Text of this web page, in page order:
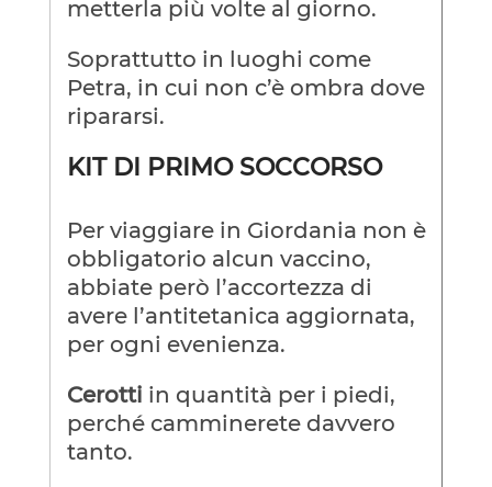
metterla più volte al giorno.
Soprattutto in luoghi come
Petra, in cui non c’è ombra dove
ripararsi.
KIT DI PRIMO SOCCORSO
Per viaggiare in Giordania non è
obbligatorio alcun vaccino,
abbiate però l’accortezza di
avere l’antitetanica aggiornata,
per ogni evenienza.
Cerotti in quantità per i piedi,
perché camminerete davvero
tanto.